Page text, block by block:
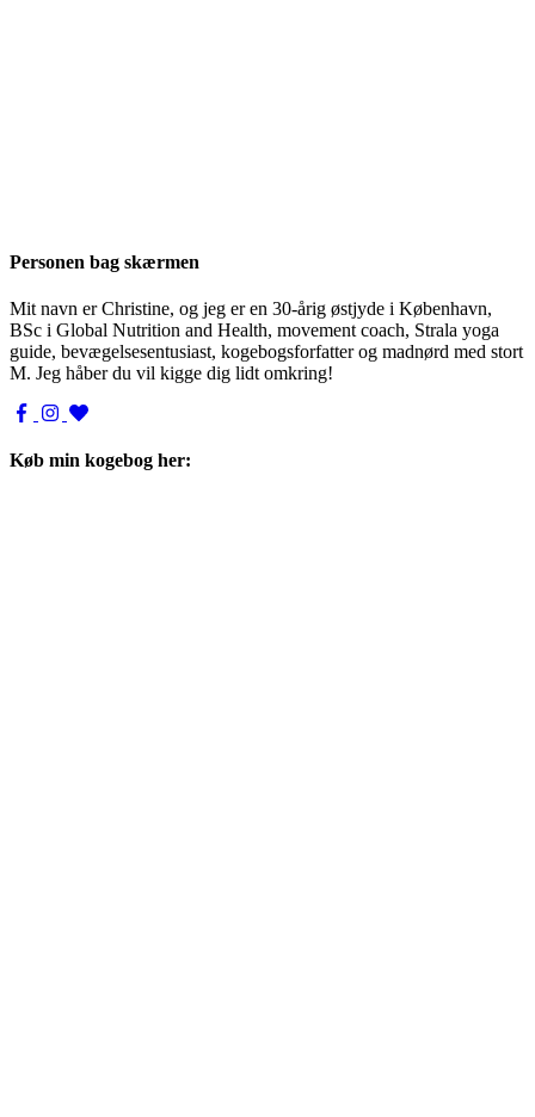
Personen bag skærmen
Mit navn er Christine, og jeg er en 30-årig østjyde i København,
BSc i Global Nutrition and Health, movement coach, Strala yoga
guide, bevægelsesentusiast, kogebogsforfatter og madnørd med stort
M. Jeg håber du vil kigge dig lidt omkring!
Køb min kogebog her: